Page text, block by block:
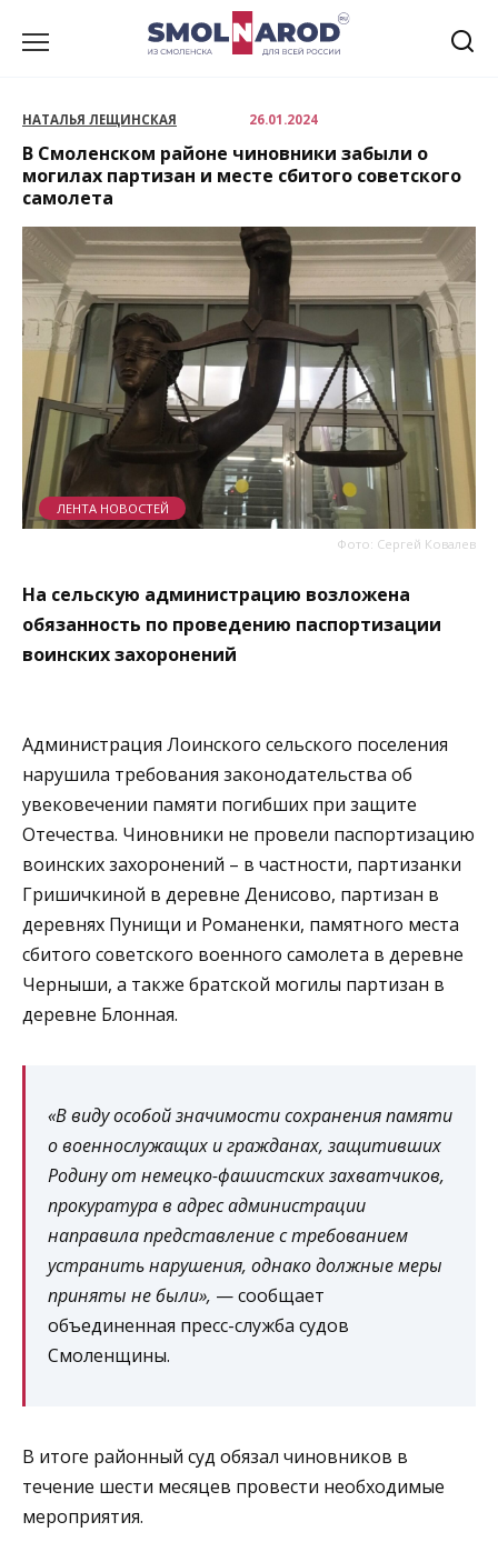
НАТАЛЬЯ ЛЕЩИНСКАЯ 26.01.2024
В Смоленском районе чиновники забыли о
могилах партизан и месте сбитого советского
самолета
Фото: Сергей Ковалев
ЛЕНТА НОВОСТЕЙ
На сельскую администрацию возложена
обязанность по проведению паспортизации
воинских захоронений
Администрация Лоинского сельского поселения
нарушила требования законодательства об
увековечении памяти погибших при защите
Отечества. Чиновники не провели паспортизацию
воинских захоронений – в частности, партизанки
Гришичкиной в деревне Денисово, партизан в
деревнях Пунищи и Романенки, памятного места
сбитого советского военного самолета в деревне
Черныши, а также братской могилы партизан в
деревне Блонная.
«В виду особой значимости сохранения памяти
о военнослужащих и гражданах, защитивших
Родину от немецко-фашистских захватчиков,
прокуратура в адрес администрации
направила представление с требованием
устранить нарушения, однако должные меры
приняты не были», — сообщает
объединенная пресс-служба судов
Смоленщины.
В итоге районный суд обязал чиновников в
течение шести месяцев провести необходимые
мероприятия.